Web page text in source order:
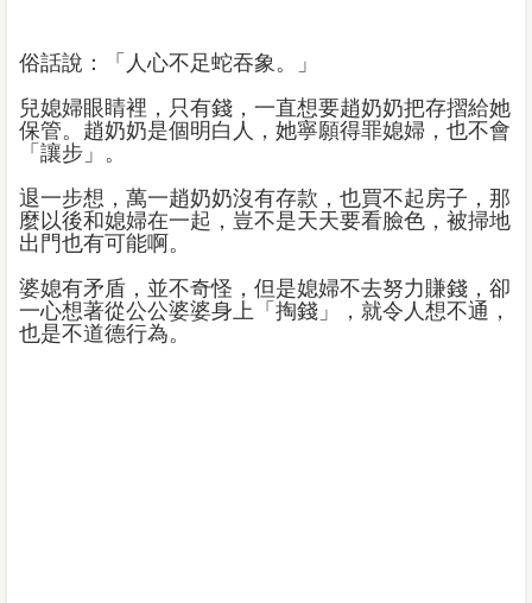
俗話說：「人心不足蛇吞象。」
兒媳婦眼睛裡，只有錢，一直想要趙奶奶把存摺給她
保管。趙奶奶是個明白人，她寧願得罪媳婦，也不會
「讓步」。
退一步想，萬一趙奶奶沒有存款，也買不起房子，那
麼以後和媳婦在一起，豈不是天天要看臉色，被掃地
出門也有可能啊。
婆媳有矛盾，並不奇怪，但是媳婦不去努力賺錢，卻
一心想著從公公婆婆身上「掏錢」，就令人想不通，
也是不道德行為。